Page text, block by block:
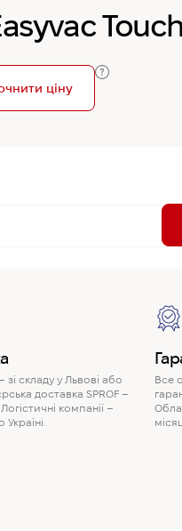
ціну
зі складу у Львові або
доставка SPROF –
компанії –
Все